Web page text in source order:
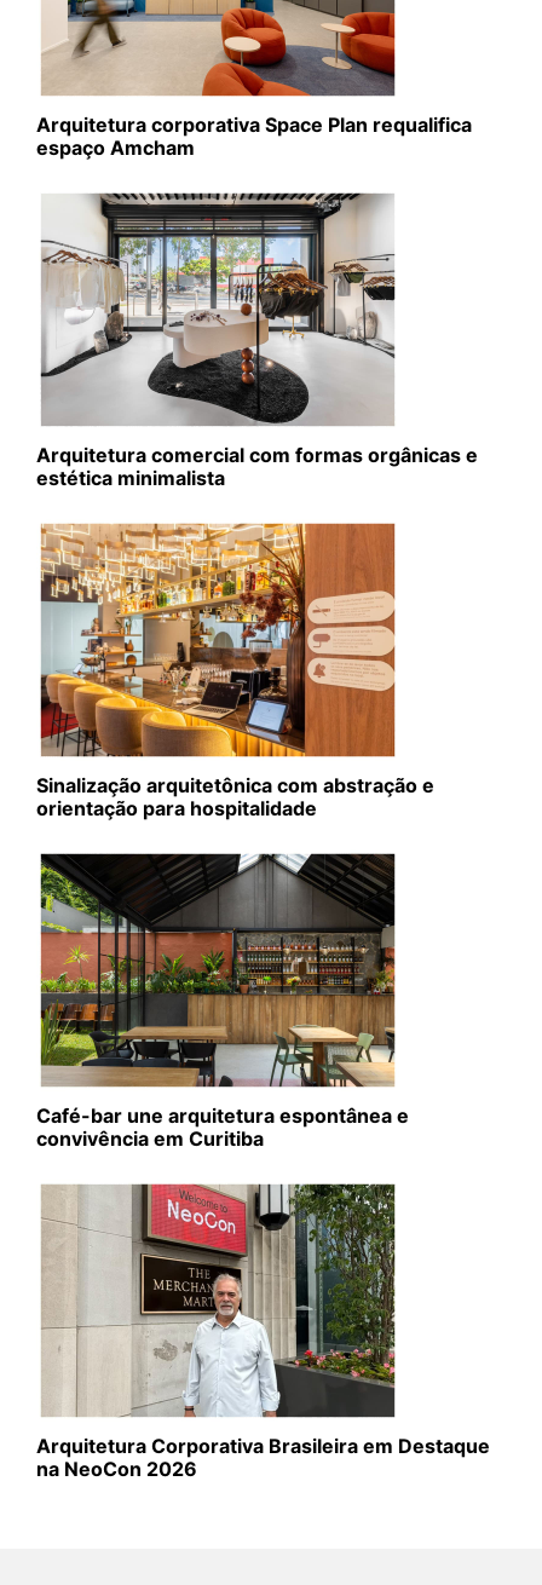
Arquitetura corporativa Space Plan requalifica
espaço Amcham
Arquitetura comercial com formas orgânicas e
estética minimalista
Sinalização arquitetônica com abstração e
orientação para hospitalidade
Café-bar une arquitetura espontânea e
convivência em Curitiba
Arquitetura Corporativa Brasileira em Destaque
na NeoCon 2026